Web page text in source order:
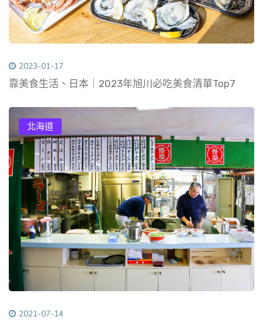
2023-01-17
靠美食生活、日本｜2023年旭川必吃美食清單Top7
北海道
2021-07-14